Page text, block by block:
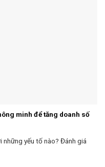
minh để tăng doanh số
những yếu tố nào? Đánh giá